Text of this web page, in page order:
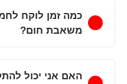
כמה זמן לוקח
משאבת חום?